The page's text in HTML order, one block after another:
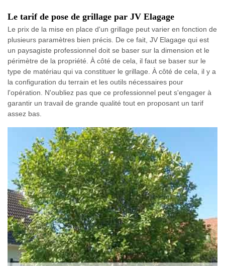
Le tarif de pose de grillage par JV Elagage
Le prix de la mise en place d'un grillage peut varier en fonction de
plusieurs paramètres bien précis. De ce fait, JV Elagage qui est
un paysagiste professionnel doit se baser sur la dimension et le
périmètre de la propriété. À côté de cela, il faut se baser sur le
type de matériau qui va constituer le grillage. À côté de cela, il y a
la configuration du terrain et les outils nécessaires pour
l'opération. N'oubliez pas que ce professionnel peut s'engager à
garantir un travail de grande qualité tout en proposant un tarif
assez bas.